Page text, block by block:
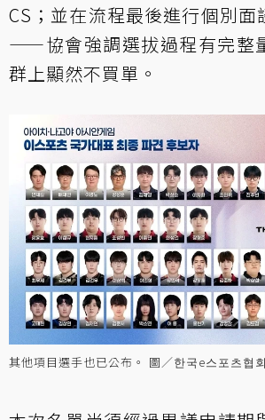
CS；並在流程最後進行個別面
——協會強調選拔過程有完整
群上顯然不買單。
其他項目選手也已公布。 圖／한국e스포츠협회